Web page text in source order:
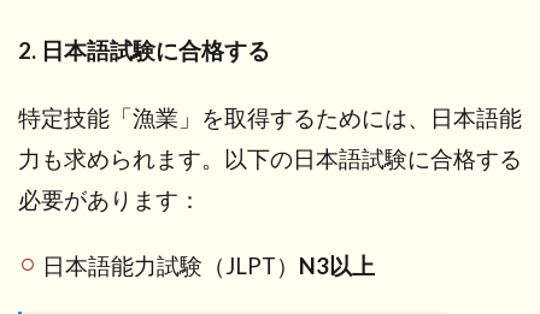
2. 日本語試験に合格する
特定技能「漁業」を取得するためには、日本語能
力も求められます。以下の日本語試験に合格する
必要があります：
日本語能力試験（JLPT） N3以上